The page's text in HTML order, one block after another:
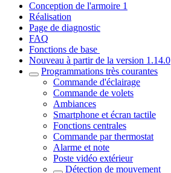
Conception de l'armoire 1
Réalisation
Page de diagnostic
FAQ
Fonctions de base
Nouveau à partir de la version 1.14.0
Programmations très courantes
Commande d'éclairage
Commande de volets
Ambiances
Smartphone et écran tactile
Fonctions centrales
Commande par thermostat
Alarme et note
Poste vidéo extérieur
Détection de mouvement